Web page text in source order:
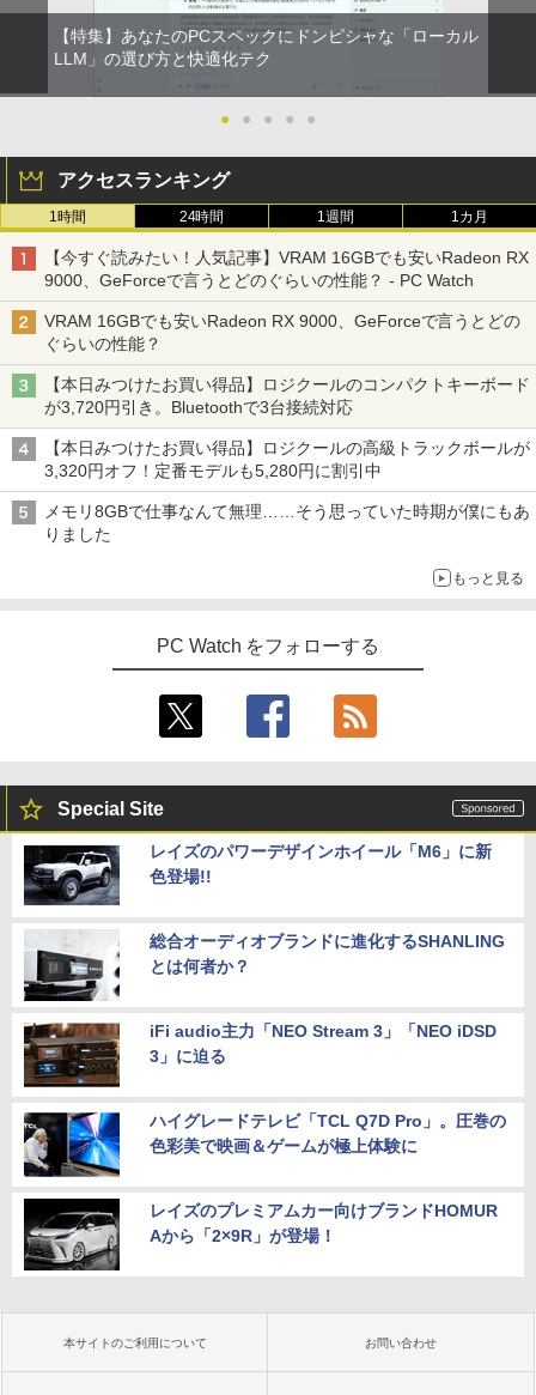
￥250
On My Road (Stadium ver.)
On My Road (Stadium ver.)
￥250
BUGS LIFE
￥250
￥1,112
by Amazon 天然水ラベルレス 2L×9本
￥1,117
by Amazon 炭酸水 ラベルレス 500ml ×24本
強炭酸水 ペットボトル 500ミリリットル (Sm
art Basic)
【Amazon.co.jp限定】 伊藤園 磨かれて、澄
みきった日本の水 2L 8本 ラベルレス [ ケース
] [ 水 ] [ ペットボトル ] [ 箱買い ] [ ストック
] [ 水分補給 ]
￥998
￥832
ONE PIECE モノクロ版 115 (ジャンプコミッ
クスDIGITAL)
￥594
HUNTER×HUNTER モノクロ版 39 (ジャンプ
コミックスDIGITAL)
￥572
スーパーの裏でヤニ吸うふたり 9巻 (デジタル
版ビッグガンガンコミックス)
￥810
￥9,999
LTE対応 中古美品 / タッチ 10.5インチ M
HD対応WUXGA/ 第8世代CoreM3-8100
Y/ 8GB/ 爆速NVMe 128GB-SSD/ カメラ/
Wi-Fi6/ Office付きWindows11/ Win11
中古ノートパソコン 中古パソコン 中古P
￥20,990
3
【期間限定P15倍+最大10%OFFクーポ
ン】 【3年保証】東芝 TOSHIBA DYNAB
OOK DYNABOOK B65/DN SSD256GB
メモリ8GB Core i5 Windows 11 Pro 中
古 アウトレット 返品 送料無料 中古ノー
トパソコン 中古パソコン ノートパソコン
ノート ノートPC OFFICE付き
Microsoft office 2019 H&B付き｜中古
ノートパソコン Windows11 office付｜
t's note｜中古ノートパソコン 軽量 薄型
｜モバイルPC｜ノートパソコン B5サイ
￥29,800
5
MS Office 2024 H&B 搭載｜中古ノート
DELL Latitude 3500｜中古パソコン 中
古 ノートパソコン 無線 15.6インチ HD
テンキー WEBカメラ Bluetooth HDMI
￥33,800
￥34,980
【エントリーでポイント100％還元チャ
en 5 3500U DDR4 16GB 512GB/256GB/
1T SSD】4C/8T 3.7GHz 64GB 16T拡張
Windows11 Pro 8K/4K 3画面出力 LAN *
2 WiFi5 Bluetooth5.0 Nucbox みにpc
り高性能
￥61,999
HP ProOne 600 G6 AIO 21.5インチ 第1
0世代 Core i5 メモリ16GB Nvme M.2 S
SD 512GB Office付き Webカメラ WiFi
Type-C Windows11 一体型 中古パソコ
ン
￥48,800
D液晶一体型 デスクトップパソコン Core
i7 3615MQ メモリ16GB SSD512GB US
テレワーク応援 在宅勤務
【週末限定999円OFF！】 最新マイクロ
ソフトオフィス2024付き microsoft offi
ce付き 中古パソコン 中古 デスクトップ
Pro NEC Mate MKH29B-9 Core i7 16G
B 中古 パソコン デスクトップパソコン
【超特価】厳選大手メーカー 液晶モニタ
（1920x1080） HDMI指定可 ノングレア
EIZO IIYAMA 三菱 富士通 NEC IO-DATA
【中古】
￥4,480
Yoothi 互換品 液晶 15.6インチ N156BG
A-EB3 NT156WHM-N30 NT156WHM-N3
4 NT156WHM-N35 NT156WHM-N40 NT
C 60Hz 1920x1080 FullHD IPS LED LC
D 液晶ディスプレイ 修理交換用液晶パネ
ル
￥10,000
4インチ VA FHD 1080P フルHD 非光沢
応 Adaptive Sync対応 4000:1コントラ
スト チルト調節可 PCモニター KTC H24
￥10,143
5
液晶ディスプレイ 23インチ ディスプレ
イ フィリップス 液晶モニター パソコン
モニター ゲーミングモニター PCモニタ
ー 23.8 1920×1080 HDMI D-Sub ブラッ
￥11,480
信じていた仲間達にダンジョン奥地で殺
ベル9999の仲間達を手に入れて元パーテ
ィーメンバーと世界に復讐＆『ざま
￥792
3
【漫画全巻セット】【中古】NARUTO
（ナルト） ＜1〜72巻完結＞ 岸本斉史
￥20,750
【いたわりセット付き】1年をおいしくす
こやかに過ごす養生手帳2027 （インプレ
ス手帳2027） [ 久保奈穂実 ]
￥3,080
【中古】HUNTER×HUNTER(ハンターハ
局受取対応】
￥20,900
【特集】あなたのPCスペックにドンピシャな「ローカル
LLM」の選び方と快適化テク
● ● ● ● ●
アクセスランキング
1時間 24時間 1週間 1カ月
【今すぐ読みたい！人気記事】VRAM 16GBでも安いRadeon RX
9000、GeForceで言うとどのぐらいの性能？ - PC Watch
VRAM 16GBでも安いRadeon RX 9000、GeForceで言うとどの
ぐらいの性能？
【本日みつけたお買い得品】ロジクールのコンパクトキーボード
が3,720円引き。Bluetoothで3台接続対応
【本日みつけたお買い得品】ロジクールの高級トラックボールが
3,320円オフ！定番モデルも5,280円に割引中
メモリ8GBで仕事なんて無理……そう思っていた時期が僕にもあ
りました
もっと見る
PC Watch をフォローする
Special Site
レイズのパワーデザインホイール「M6」に新
色登場!!
総合オーディオブランドに進化するSHANLING
とは何者か？
iFi audio主力「NEO Stream 3」「NEO iDSD
3」に迫る
ハイグレードテレビ「TCL Q7D Pro」。圧巻の
色彩美で映画＆ゲームが極上体験に
レイズのプレミアムカー向けブランドHOMUR
Aから「2×9R」が登場！
本サイトのご利用について お問い合わせ